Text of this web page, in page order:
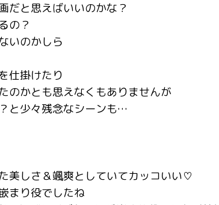
だと思えばいいのかな？
の？
いのかしら
仕掛けたり
のかとも思えなくもありませんが
と少々残念なシーンも…
美しさ＆颯爽としていてカッコいい♡
まり役でしたね